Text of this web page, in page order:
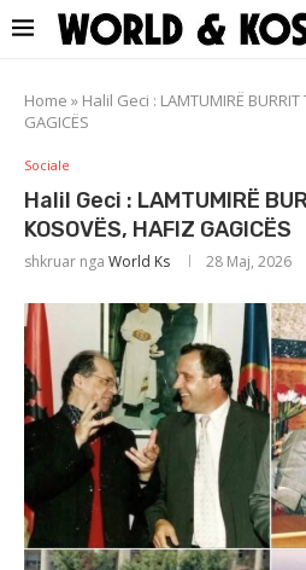
Home » Halil Geci : LAMTUMIRË
GAGICËS
Sociale
Halil Geci : LAMTUMIRË
KOSOVËS, HAFIZ GAGICËS
shkruar nga World Ks 28 Maj, 2026